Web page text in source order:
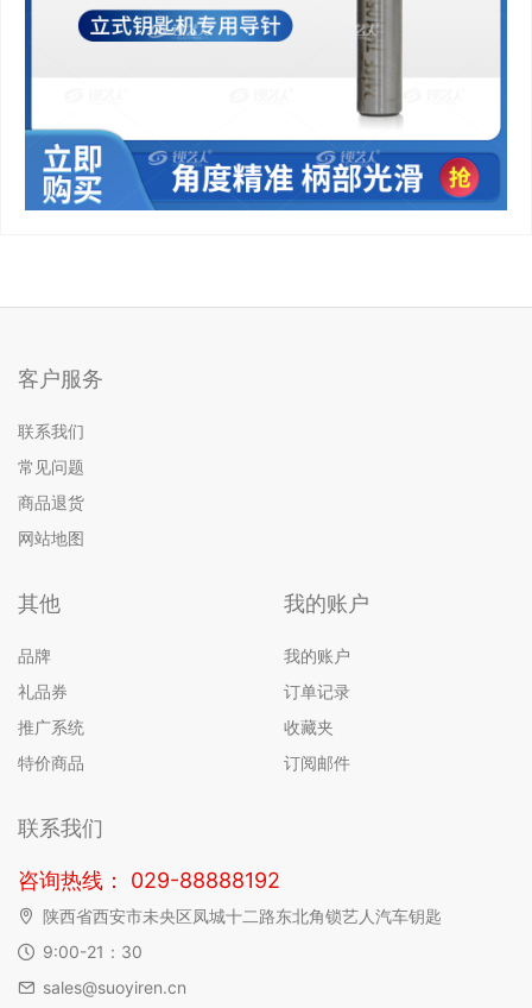
客户服务
联系我们
常见问题
商品退货
网站地图
其他
品牌
礼品券
推广系统
特价商品
我的账户
我的账户
订单记录
收藏夹
订阅邮件
联系我们
咨询热线： 029-88888192
陕西省西安市未央区凤城十二路东北角锁艺人汽车钥匙
9:00-21：30
sales@suoyiren.cn